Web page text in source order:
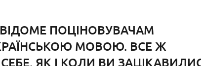
ПОЦІНОВУВАЧАМ
МОВОЮ. ВСЕ Ж
ЯК І КОЛИ ВИ